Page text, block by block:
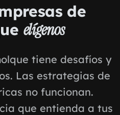
de
elígenos
tiene desafíos y
Las estrategias de
no funcionan.
que entienda a tus